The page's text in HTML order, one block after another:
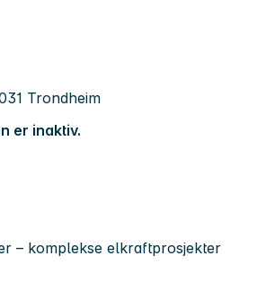
Trondheim
er inaktiv.
– komplekse elkraftprosjekter